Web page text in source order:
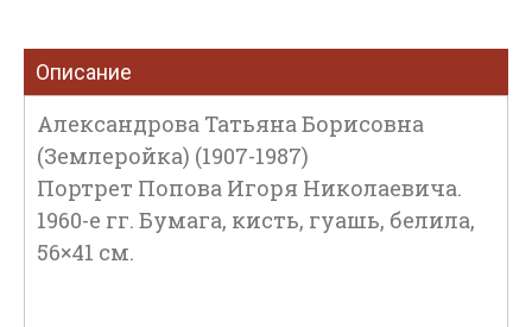
Описание
Александрова Татьяна Борисовна
(Землеройка) (1907-1987)
Портрет Попова Игоря Николаевича.
1960-е гг. Бумага, кисть, гуашь, белила,
56×41 см.